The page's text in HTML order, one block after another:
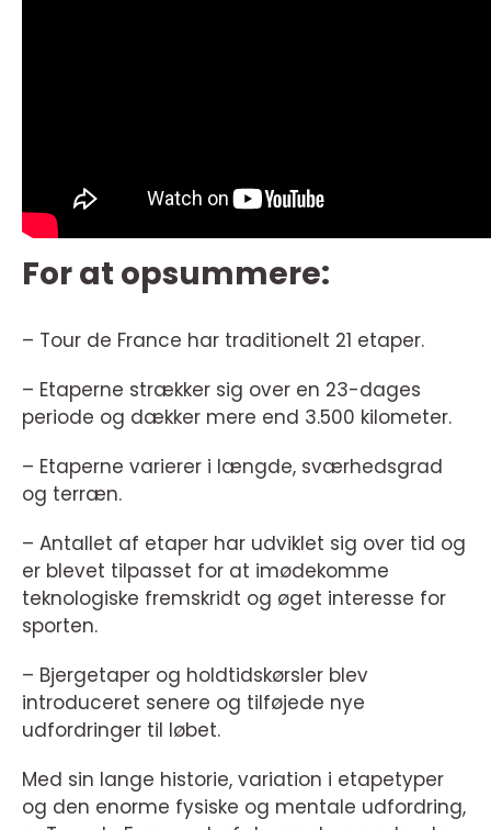
For at opsummere:
– Tour de France har traditionelt 21 etaper.
– Etaperne strækker sig over en 23-dages
periode og dækker mere end 3.500 kilometer.
– Etaperne varierer i længde, sværhedsgrad
og terræn.
– Antallet af etaper har udviklet sig over tid og
er blevet tilpasset for at imødekomme
teknologiske fremskridt og øget interesse for
sporten.
– Bjergetaper og holdtidskørsler blev
introduceret senere og tilføjede nye
udfordringer til løbet.
Med sin lange historie, variation i etapetyper
og den enorme fysiske og mentale udfordring,